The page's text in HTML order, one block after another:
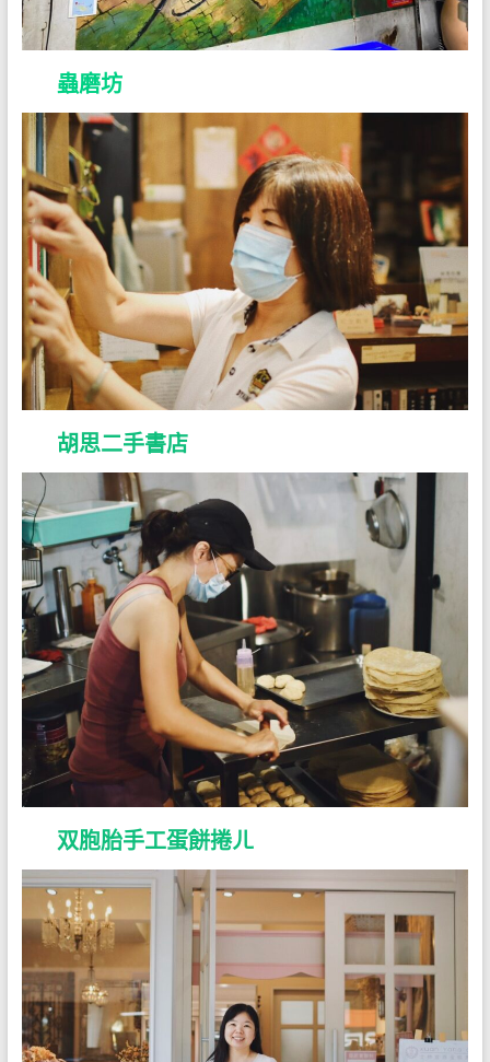
蟲磨坊
胡思二手書店
双胞胎手工蛋餅捲ㄦ